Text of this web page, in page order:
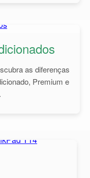
as diferenças
Premium e